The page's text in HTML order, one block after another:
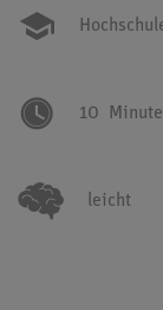
10
leicht